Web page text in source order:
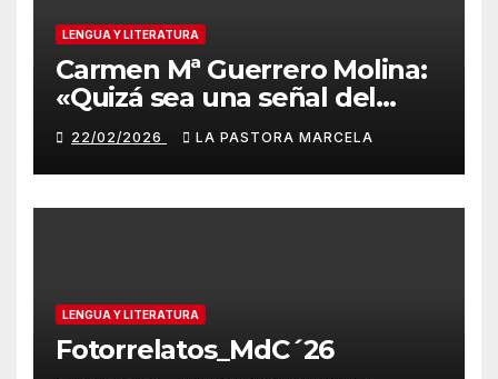
LENGUA Y LITERATURA
Carmen Mª Guerrero Molina:
«Quizá sea una señal del
destino»
22/02/2026 LA PASTORA MARCELA
LENGUA Y LITERATURA
Fotorrelatos_MdC´26